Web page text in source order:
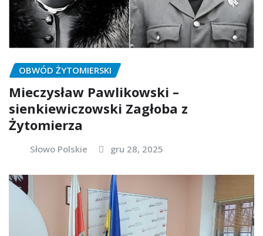
OBWÓD ŻYTOMIERSKI
Mieczysław Pawlikowski –
sienkiewiczowski Zagłoba z
Żytomierza
Słowo Polskie gru 28, 2025